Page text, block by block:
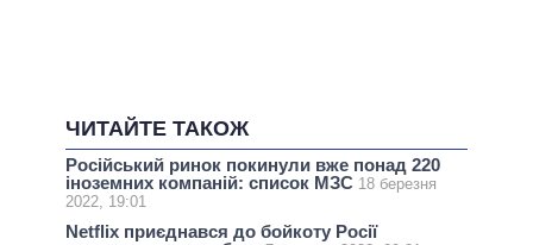
ЧИТАЙТЕ ТАКОЖ
Російський ринок покинули вже понад 220
іноземних компаній: список МЗС 18 березня
2022, 19:01
Netflix приєднався до бойкоту Росії